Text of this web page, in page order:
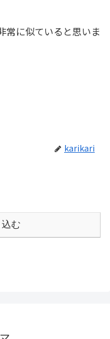
常に似ていると思いま
karikari
む